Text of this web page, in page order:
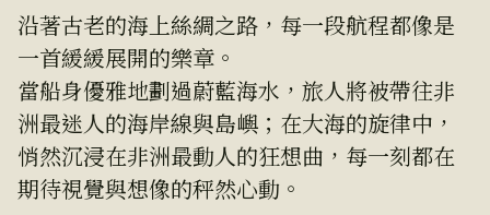
沿著古老的海上絲綢之路，每一段航程都像是
一首緩緩展開的樂章。
當船身優雅地劃過蔚藍海水，旅人將被帶往非
洲最迷人的海岸線與島嶼；在大海的旋律中，
悄然沉浸在非洲最動人的狂想曲，每一刻都在
期待視覺與想像的秤然心動。